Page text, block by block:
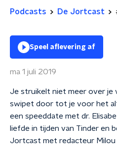
Podcasts De Jortcast
Speel aflevering af
ma 1 juli 2019
Je struikelt niet meer over je
swipet door tot je voor het
een speeddate met dr.
liefde in tijden van Tinder en
Jortcast met redacteur Milou